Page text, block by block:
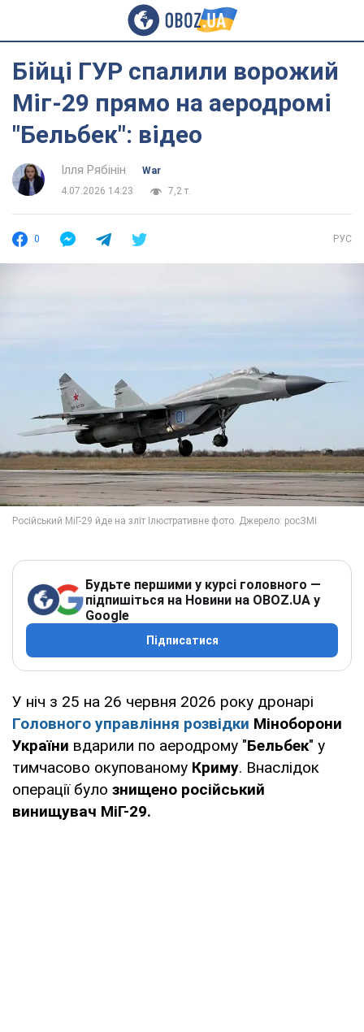
Бійці ГУР спалили ворожий
Міг-29 прямо на аеродромі
"Бельбек": відео
Ілля Рябінін
War
4.07.2026 14:23
7,2 т.
0 РУС
Будьте першими у курсі головного —
підпишіться на Новини на OBOZ.UA у
Google
Підписатися
У ніч з 25 на 26 червня 2026 року дронарі
Головного управління розвідки Міноборони
України вдарили по аеродрому "Бельбек" у
тимчасово окупованому Криму. Внаслідок
операції було знищено російський
винищувач МіГ-29.